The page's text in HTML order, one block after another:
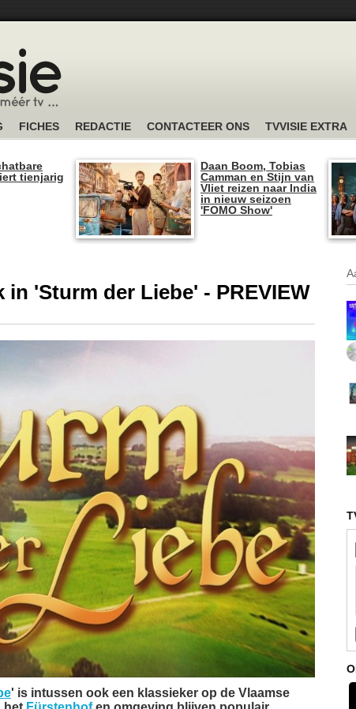
FICHES REDACTIE CONTACTEER ONS TVVISIE EXTRA
tienjarig
Daan Boom, Tobias
Camman en Stijn van
Vliet reizen naar India
in nieuw seizoen
'FOMO Show'
in 'Sturm der Liebe' - PREVIEW
' is intussen ook een klassieker op de Vlaamse